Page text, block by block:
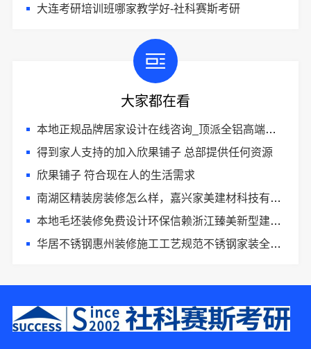
大连考研培训班哪家教学好-社科赛斯考研
大家都在看
本地正规品牌居家设计在线咨询_顶派全铝高端定制
得到家人支持的加入欣果铺子 总部提供任何资源
欣果铺子 符合现在人的生活需求
南湖区精装房装修怎么样，嘉兴家美建材科技有限公司详解
本地毛坯装修免费设计环保信赖浙江臻美新型建材有限公司
华居不锈钢惠州装修施工工艺规范不锈钢家装全流程
1分钟前 吴小姐 正在咨询